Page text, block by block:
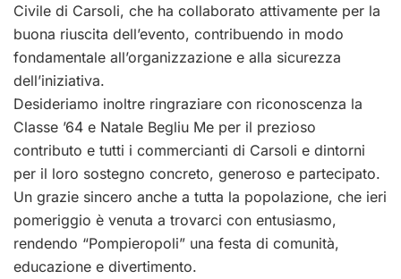
Civile di Carsoli, che ha collaborato attivamente per la
buona riuscita dell’evento, contribuendo in modo
fondamentale all’organizzazione e alla sicurezza
dell’iniziativa.
Desideriamo inoltre ringraziare con riconoscenza la
Classe ’64 e Natale Begliu Me per il prezioso
contributo e tutti i commercianti di Carsoli e dintorni
per il loro sostegno concreto, generoso e partecipato.
Un grazie sincero anche a tutta la popolazione, che ieri
pomeriggio è venuta a trovarci con entusiasmo,
rendendo “Pompieropoli” una festa di comunità,
educazione e divertimento.